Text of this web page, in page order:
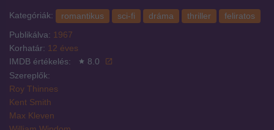
Kategóriák: romantikus sci-fi dráma thriller
feliratos
Publikálva: 1967
Korhatár: 12 éves
IMDB értékelés:
8.0
Szereplők:
Roy Thinnes
Kent Smith
Max Kleven